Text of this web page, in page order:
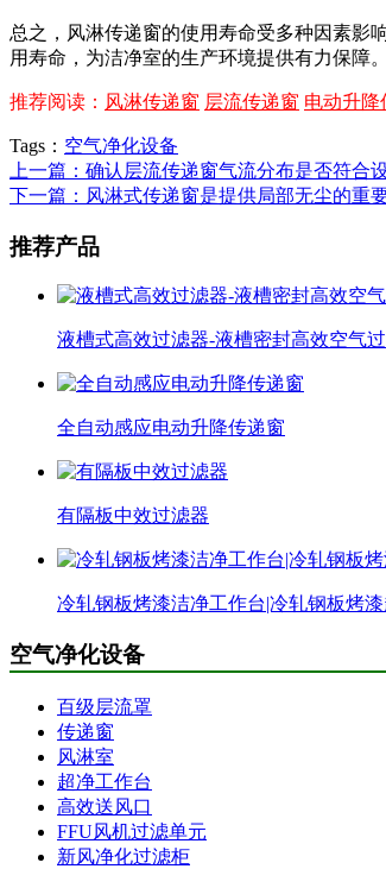
总之，风淋传递窗的使用寿命受多种因素影
用寿命，为洁净室的生产环境提供有力保障。
推荐阅读： 风淋传递窗 层流传递窗 电动升降
Tags： 空气净化设备
上一篇：确认层流传递窗气流分布是否符合
下一篇：风淋式传递窗是提供局部无尘的重
推荐产品
液槽式高效过滤器-液槽密封高效空气
全自动感应电动升降传递窗
有隔板中效过滤器
冷轧钢板烤漆洁净工作台|冷轧钢板烤
空气净化设备
百级层流罩
传递窗
风淋室
超净工作台
高效送风口
FFU风机过滤单元
新风净化过滤柜